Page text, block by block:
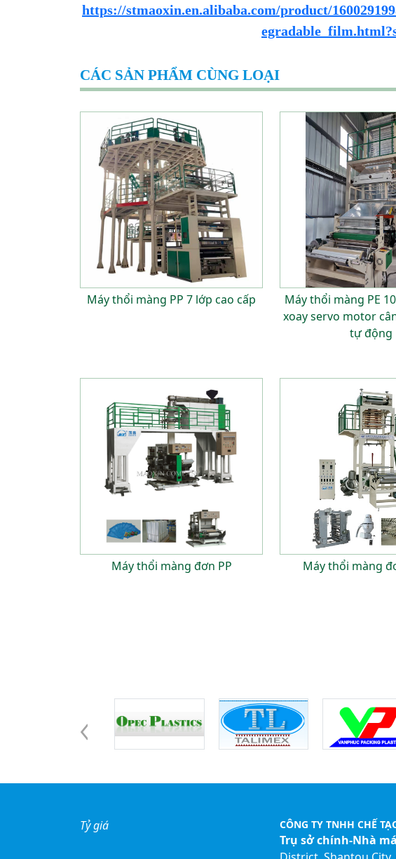
https://stmaoxin.en.alibaba.com/product/
CÁC SẢN PHẨM CÙNG LOẠI
Máy thổi màng PP 7 lớp cao cấp
Máy thổi màng PE
xoay servo motor
tự động
Máy thổi màng đơn PP Máy thổi màng
Tỷ giá CÔNG TY TNHH CHẾ
Trụ sở chính-Nhà